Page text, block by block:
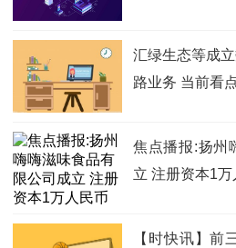
汇绿生态等成
路业务 当前看
焦点播报:扬州
立 注册资本1万
【时快讯】前